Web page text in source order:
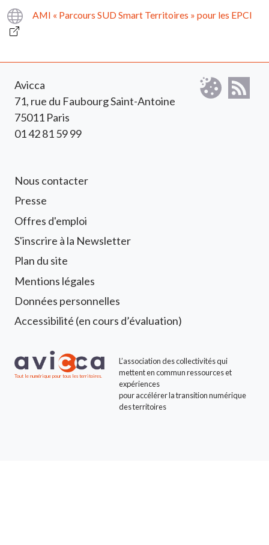
Lien AMI « Parcours SUD Smart Territoires » pour les EPCI
Avicca
71, rue du Faubourg Saint-Antoine
75011 Paris
01 42 81 59 99
Footer 1 Avicca
Nous contacter
Presse
Offres d'emploi
S'inscrire à la Newsletter
Footer 2 Avicca
Plan du site
Mentions légales
Données personnelles
Accessibilité (en cours d’évaluation)
Tout le numérique pour tous les territoires.
L’association des collectivités qui
mettent en commun ressources et
expériences
pour accélérer la transition numérique
des territoires